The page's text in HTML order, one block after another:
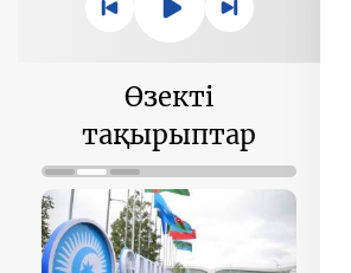
Өзекті
тақырыптар